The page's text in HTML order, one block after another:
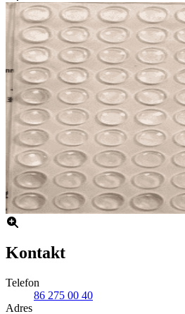
Kontakt
Telefon
86 275 00 40
Adres